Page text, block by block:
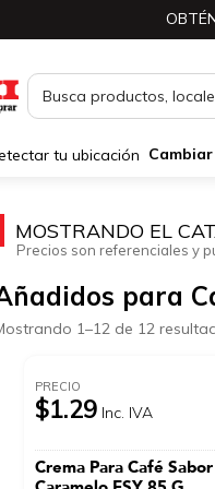
tu ubicación Cambiar
MOSTRANDO EL
Precios son referenciales y
para
1–12 de 12
PRECIO
$1.29 Inc. IVA
Crema Para Café Sabor